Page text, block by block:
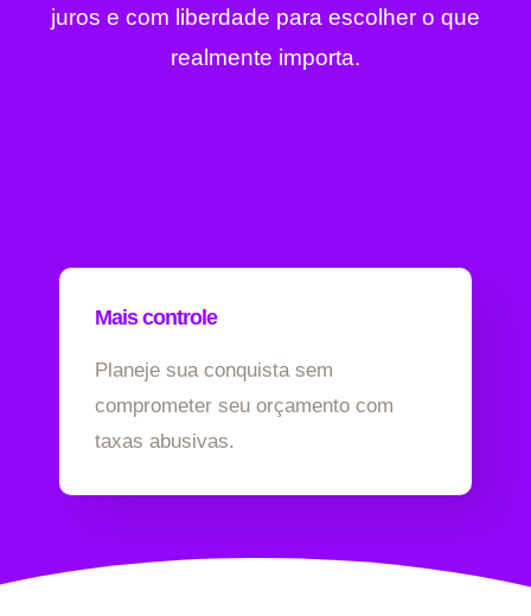
juros e com liberdade para escolher o que
realmente importa.
Mais controle
Planeje sua conquista sem
comprometer seu orçamento com
taxas abusivas.